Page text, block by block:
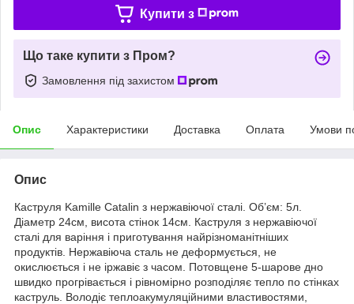
Купити з
Що таке купити з Пром?
Замовлення під захистом
Опис Характеристики Доставка Оплата Умови
Опис
Каструля Kamille Catalin з нержавіючої сталі. Об’єм: 5л.
Діаметр 24см, висота стінок 14см. Каструля з нержавіючої
сталі для варіння і приготування найрізноманітніших
продуктів. Нержавіюча сталь не деформується, не
окислюється і не іржавіє з часом. Потовщене 5-шарове дно
швидко прогрівається і рівномірно розподіляє тепло по стінках
каструль. Володіє теплоакумуляційними властивостями,